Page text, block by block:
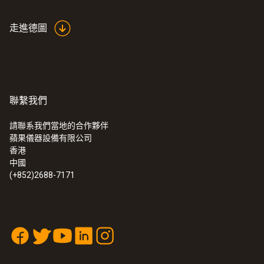
走進德圖
聯繫我們
請聯系我們當地的合作夥伴
蘋果儀器設備有限公司
香港
中國
(+852)2688-7171